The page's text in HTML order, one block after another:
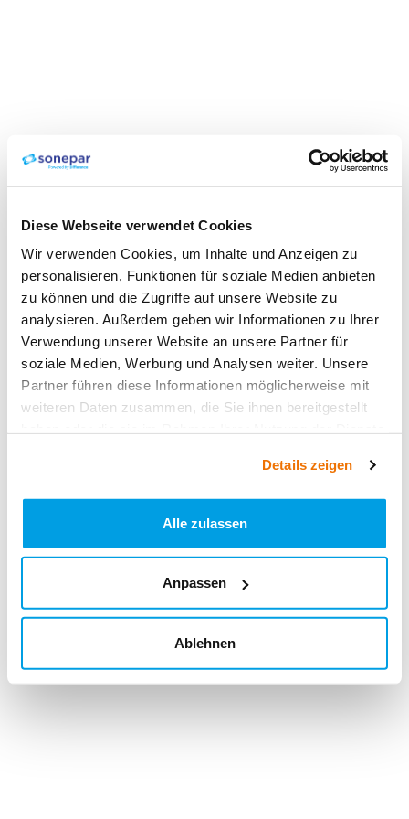
Diese Webseite verwendet Cookies
Wir verwenden Cookies, um Inhalte und Anzeigen zu
personalisieren, Funktionen für soziale Medien anbieten
zu können und die Zugriffe auf unsere Website zu
analysieren. Außerdem geben wir Informationen zu Ihrer
Verwendung unserer Website an unsere Partner für
soziale Medien, Werbung und Analysen weiter. Unsere
Partner führen diese Informationen möglicherweise mit
weiteren Daten zusammen, die Sie ihnen bereitgestellt
Details zeigen
Alle zulassen
Anpassen
Ablehnen